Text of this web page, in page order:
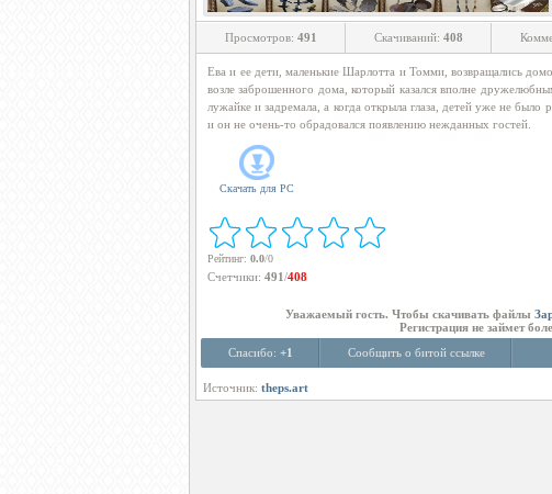
Просмотров: 491 Скачиваний: 408
Ева и ее дети, маленькие Шарлотта и Томми, возвращались
возле заброшенного дома, который казался вполне
лужайке и задремала, а когда открыла глаза, детей уже не было
и он не очень-то обрадовался появлению нежданных гостей.
Скачать для PC
Рейтинг: 0.0/0
Счетчики: 491/408
Уважаемый гость. Чтобы скачивать файлы
Регистрация не займет
Спасибо: +1 Сообщить о битой ссылке
Источник: theps.art